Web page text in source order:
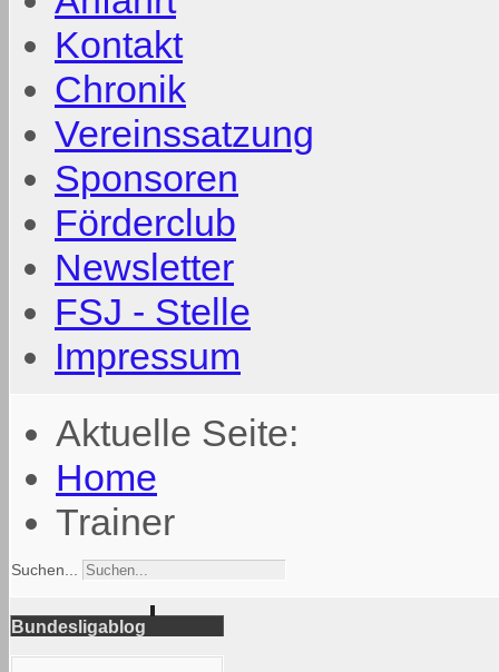
Kontakt
Chronik
Vereinssatzung
Sponsoren
Förderclub
Newsletter
FSJ - Stelle
Impressum
Aktuelle Seite:
Home
Trainer
Suchen...
Bundesligablog